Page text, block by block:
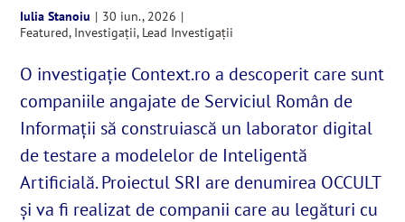
Despre noi
SUSȚINE
Cautare...
Iulia Stanoiu | 30 iun., 2026 |
Featured, Investigații, Lead Investigații
O investigație Context.ro a descoperit care sunt
companiile angajate de Serviciul Român de
Informații să construiască un laborator digital
de testare a modelelor de Inteligentă
Artificială. Proiectul SRI are denumirea OCCULT
și va fi realizat de companii care au legături cu